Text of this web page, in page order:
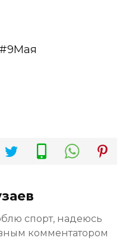
спорт, надеюсь
комментатором